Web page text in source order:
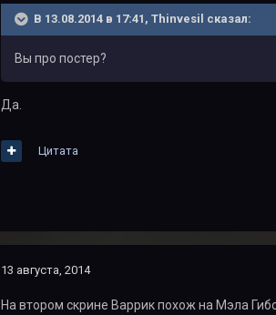
В 13.08.2014 в 17:41, Thinvesil сказал:
Вы про постер?
Да.
Цитата
13 августа, 2014
На втором скрине Варрик похож на Мэла